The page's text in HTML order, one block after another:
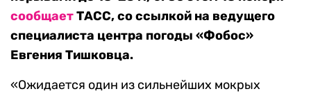
сообщаетТАСС, со ссылкой на ведущего
специалиста центра погоды «Фобос»
Евгения Тишковца.
«Ожидается один из сильнейших мокрых